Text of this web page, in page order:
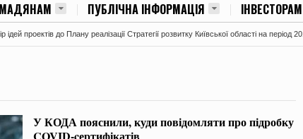
ПУБЛІЧНА ІНФОРМАЦІЯ ІНВЕСТОРАМ
проектів до Плану реалізації Стратегії розвитку Київської області на
У КОДА пояснили, куди повідомляти про підробку